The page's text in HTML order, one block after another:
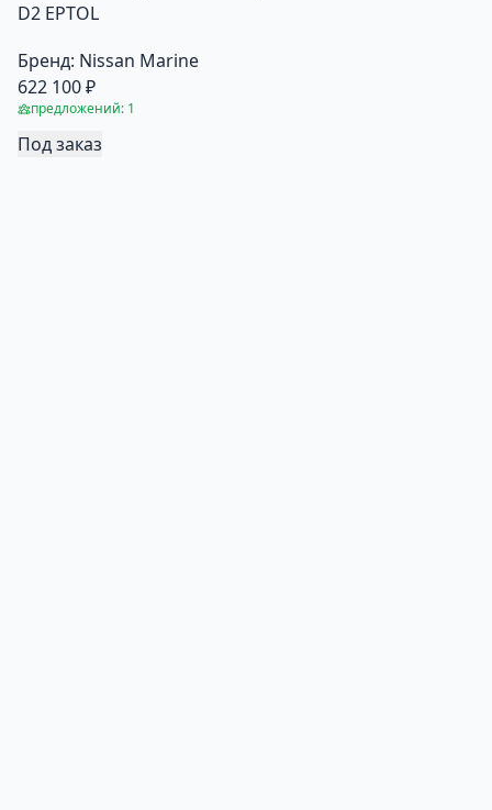
D2 EPTOL
Бренд: Nissan Marine
622 100 ₽
предложений: 1
Под заказ